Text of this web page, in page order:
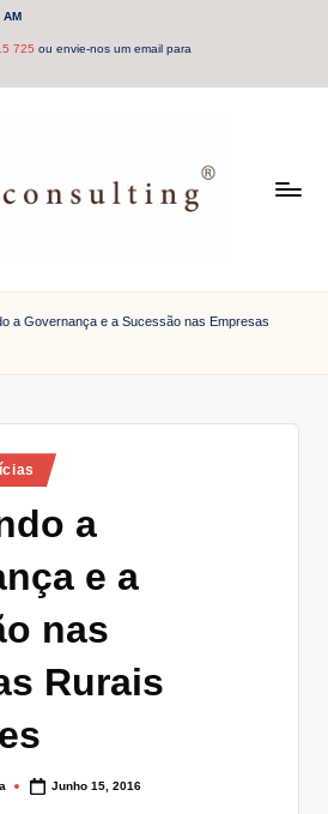
AM
725 ou envie-nos um email para
a Governança e a Sucessão nas Empresas
a
e a
nas
Rurais
Junho 15, 2016